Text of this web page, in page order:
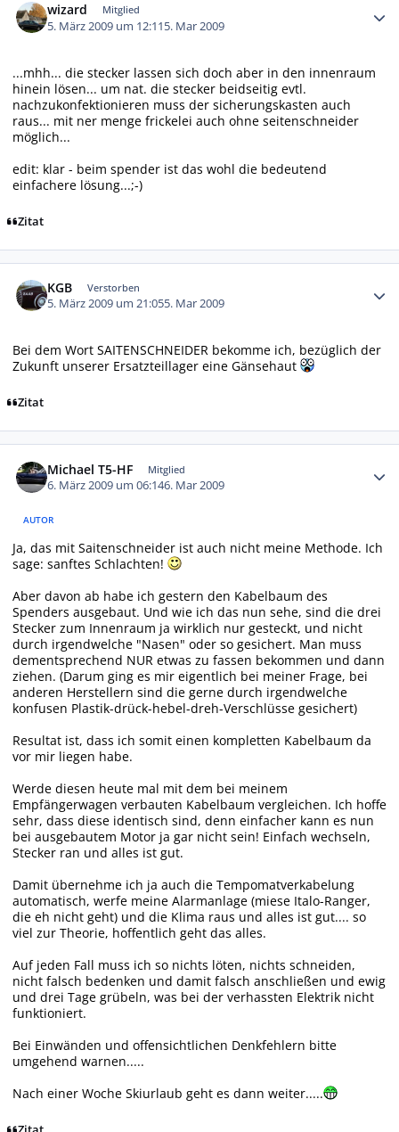
wizard Mitglied
5. März 2009 um 12:115. Mar 2009
...mhh... die stecker lassen sich doch aber in den innenraum
hinein lösen... um nat. die stecker beidseitig evtl.
nachzukonfektionieren muss der sicherungskasten auch
raus... mit ner menge frickelei auch ohne seitenschneider
möglich...
edit: klar - beim spender ist das wohl die bedeutend
einfachere lösung...;-)
Zitat
KGB Verstorben
5. März 2009 um 21:055. Mar 2009
Bei dem Wort SAITENSCHNEIDER bekomme ich, bezüglich der
Zukunft unserer Ersatzteillager eine Gänsehaut
Zitat
Michael T5-HF Mitglied
6. März 2009 um 06:146. Mar 2009
AUTOR
Ja, das mit Saitenschneider ist auch nicht meine Methode. Ich
sage: sanftes Schlachten!
Aber davon ab habe ich gestern den Kabelbaum des
Spenders ausgebaut. Und wie ich das nun sehe, sind die drei
Stecker zum Innenraum ja wirklich nur gesteckt, und nicht
durch irgendwelche "Nasen" oder so gesichert. Man muss
dementsprechend NUR etwas zu fassen bekommen und dann
ziehen. (Darum ging es mir eigentlich bei meiner Frage, bei
anderen Herstellern sind die gerne durch irgendwelche
konfusen Plastik-drück-hebel-dreh-Verschlüsse gesichert)
Resultat ist, dass ich somit einen kompletten Kabelbaum da
vor mir liegen habe.
Werde diesen heute mal mit dem bei meinem
Empfängerwagen verbauten Kabelbaum vergleichen. Ich hoffe
sehr, dass diese identisch sind, denn einfacher kann es nun
bei ausgebautem Motor ja gar nicht sein! Einfach wechseln,
Stecker ran und alles ist gut.
Damit übernehme ich ja auch die Tempomatverkabelung
automatisch, werfe meine Alarmanlage (miese Italo-Ranger,
die eh nicht geht) und die Klima raus und alles ist gut.... so
viel zur Theorie, hoffentlich geht das alles.
Auf jeden Fall muss ich so nichts löten, nichts schneiden,
nicht falsch bedenken und damit falsch anschließen und ewig
und drei Tage grübeln, was bei der verhassten Elektrik nicht
funktioniert.
Bei Einwänden und offensichtlichen Denkfehlern bitte
umgehend warnen.....
Nach einer Woche Skiurlaub geht es dann weiter.....